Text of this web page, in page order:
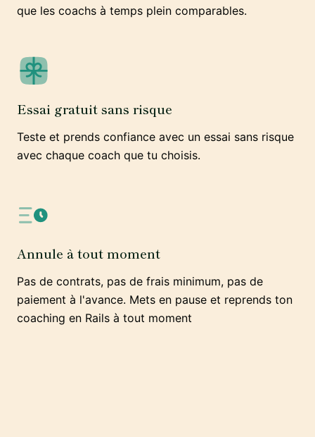
que les coachs à temps plein comparables.
Essai gratuit sans risque
Teste et prends confiance avec un essai sans risque
avec chaque coach que tu choisis.
Annule à tout moment
Pas de contrats, pas de frais minimum, pas de
paiement à l'avance. Mets en pause et reprends ton
coaching en Rails à tout moment